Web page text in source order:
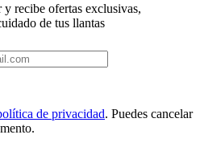
y recibe ofertas exclusivas,
de tus llantas
de privacidad. Puedes cancelar